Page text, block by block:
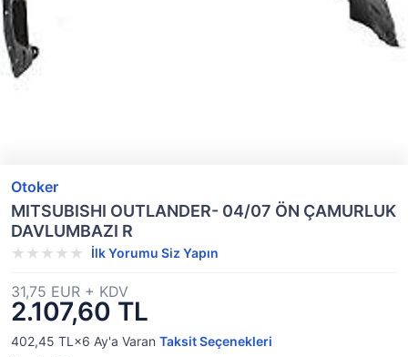
Otoker
MITSUBISHI OUTLANDER- 04/07 ÖN ÇAMURLUK
DAVLUMBAZI R
İlk Yorumu Siz Yapın
2.107,60 TL
31,75 EUR + KDV
402,45 TL×6 Ay'a Varan Taksit Seçenekleri